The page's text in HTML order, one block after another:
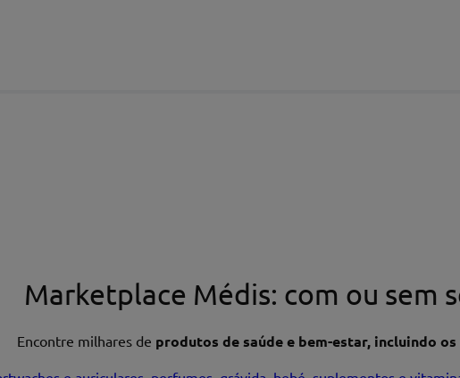
Marketplace Médis: com ou sem
Encontre milhares de produtos de saúde e bem-estar, incluindo os